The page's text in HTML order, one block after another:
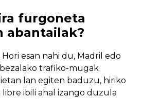
furgoneta
abantailak?
Hori esan nahi du, Madril edo
trafiko-mugak
lan egiten baduzu, hiriko
ibili ahal izango duzula